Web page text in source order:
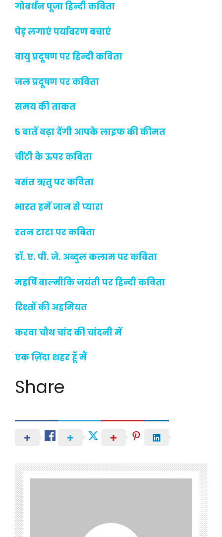
गोवर्धन पूजा हिन्दी कविता
पेड़ लगाएं पर्यावरण बचाएं
वायु प्रदूषण पर हिन्दी कविता
जल प्रदूषण पर कविता
समय की ताकत
5 बातें बढ़ा देंगी आपके लाइफ की कीमत
चींटी के ऊपर कविता
बसंत ऋतु पर कविता
भारत हमें जान से प्यारा
रतन टाटा पर कविता
डॉ. ए. पी. जे. अब्दुल कलाम पर कविता
महर्षि वाल्मीकि जयंती पर हिन्दी कविता
रिश्तों की अहमियत
करवा चौथ चांद की चांदनी में
एक ज़िंदा शहर हूँ मैं
Share